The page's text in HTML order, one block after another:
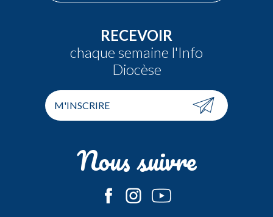
RECEVOIR
chaque semaine l'Info
Diocèse
M'INSCRIRE
Nous suivre